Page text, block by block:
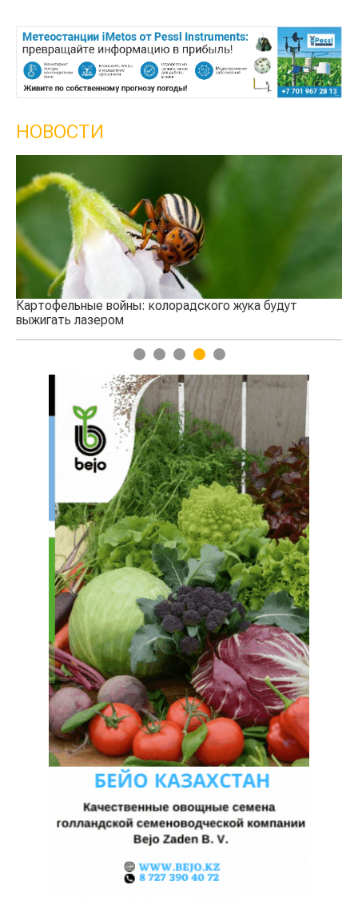
НОВОСТИ
Картофельные войны: колорадского жука будут
выжигать лазером
1 2 3 4 5